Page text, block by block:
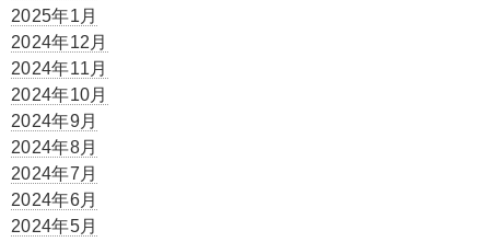
2025年1月
2024年12月
2024年11月
2024年10月
2024年9月
2024年8月
2024年7月
2024年6月
2024年5月